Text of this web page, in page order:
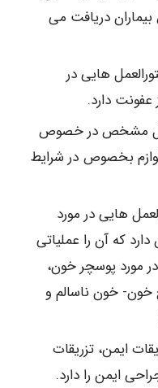
دریافت می
هایی در
دارد.
مشخص در خصوص
بخصوص در شرایط
هایی در مورد
که آن را عملیاتی
مورد پوسچر خون،
خون- خون ناسالم و
ایمن، تزریقات